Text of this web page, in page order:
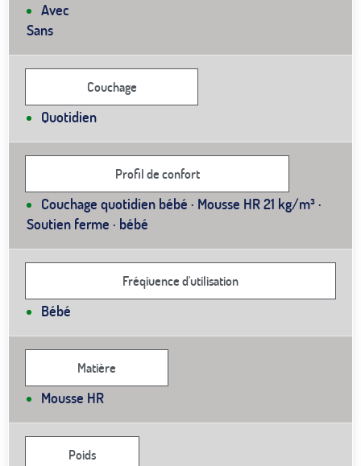
Avec
Sans
Couchage
Quotidien
Profil de confort
Couchage quotidien bébé · Mousse HR 21 kg/m³ ·
Soutien ferme · bébé
Fréqiuence d'utilisation
Bébé
Matière
Mousse HR
Poids